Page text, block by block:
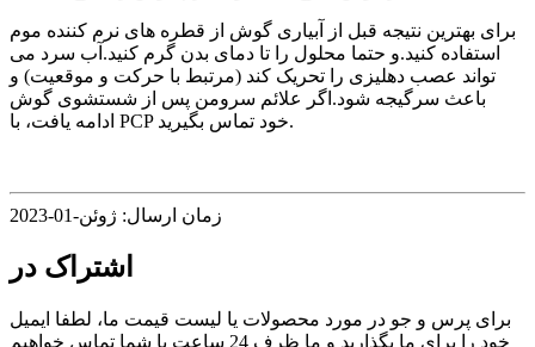
برای بهترین نتیجه قبل از آبیاری گوش از قطره های نرم کننده موم
استفاده کنید.و حتما محلول را تا دمای بدن گرم کنید.آب سرد می
تواند عصب دهلیزی را تحریک کند (مرتبط با حرکت و موقعیت) و
باعث سرگیجه شود.اگر علائم سرومن پس از شستشوی گوش
ادامه یافت، با PCP خود تماس بگیرید.
زمان ارسال: ژوئن-01-2023
اشتراک در
برای پرس و جو در مورد محصولات یا لیست قیمت ما، لطفا ایمیل
خود را برای ما بگذارید و ما ظرف 24 ساعت با شما تماس خواهیم